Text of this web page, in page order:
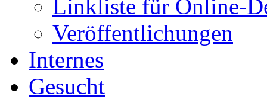
Linkliste für Online-
Veröffentlichungen
Internes
Gesucht